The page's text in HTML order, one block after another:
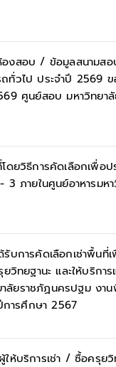
องสอบ / ข้อมูลสนามส
ทั่วไป ประจำปี 2569
ศูนย์สอบ มหาวิทยาลั
ดยวิธีการคัดเลือกเพื่อป
3 ภายในศูนย์อาหารมห
รับการคัดเลือกเช่าพื้นที่
วิทยฐานะ และให้บริกา
ลัยราชภัฏนครปฐม งาน
ารศึกษา 2567
ห้บริการเช่า / ซื้อครุย